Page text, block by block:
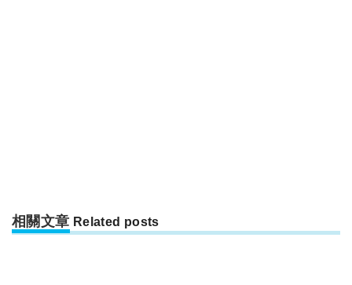
相關文章 Related posts